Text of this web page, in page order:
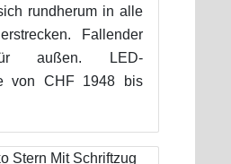
rundherum in alle
Fallender
außen. LED-
von CHF 1948 bis